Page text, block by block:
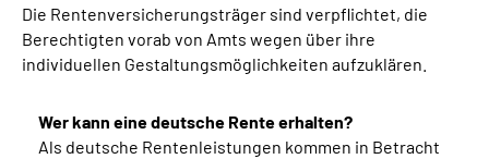
Die Rentenversicherungsträger sind verpflichtet, die
Berechtigten vorab von Amts wegen über ihre
individuellen Gestaltungsmöglichkeiten aufzuklären.
Wer kann eine deutsche Rente erhalten?
Als deutsche Rentenleistungen kommen in Betracht